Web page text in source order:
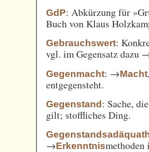
GdP: Abkürzung für
Buch von Klaus
Gebrauchswert:
vgl. im Gegensatz dazu
Gegenmacht: →Macht
entgegensteht.
Gegenstand: Sache,
gilt; stoffliches Ding.
→Erkenntnismethoden